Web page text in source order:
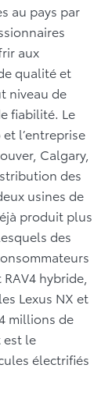
au pays par
aux
qualité et
niveau de
fiabilité. Le
l’entreprise
Calgary,
des
usines de
produit plus
des
hybride,
Lexus NX et
millions de
est le
électrifiés